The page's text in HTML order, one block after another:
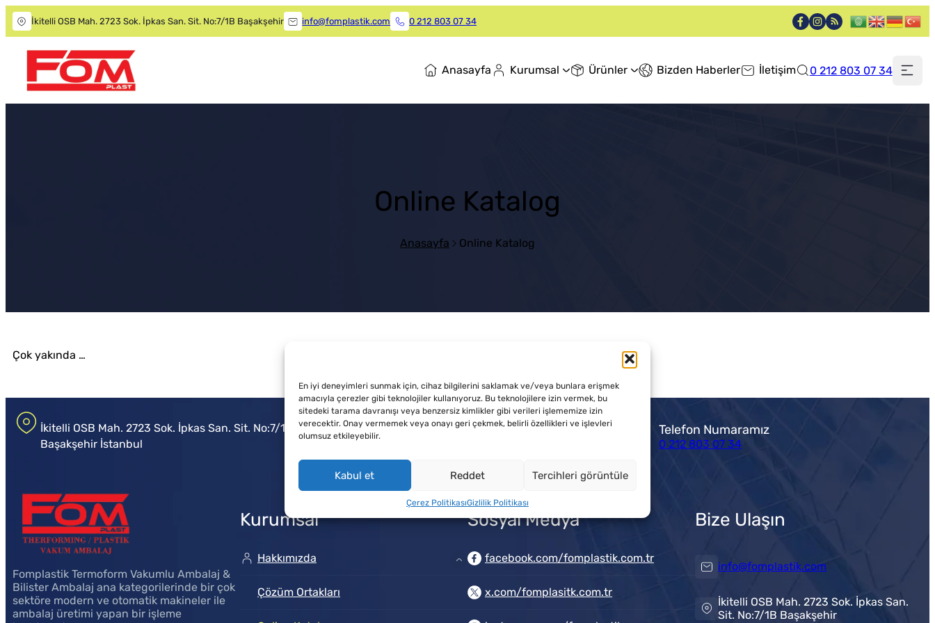
En iyi deneyimleri sunmak için, cihaz bilgilerini saklamak ve/veya bunlara erişmek
amacıyla çerezler gibi teknolojiler kullanıyoruz. Bu teknolojilere izin vermek, bu
sitedeki tarama davranışı veya benzersiz kimlikler gibi verileri işlememize izin
verecektir. Onay vermemek veya onayı geri çekmek, belirli özellikleri ve işlevleri
olumsuz etkileyebilir.
Kabul et Reddet Tercihleri görüntüle
Çerez PolitikasıGizlilik Politikası
İkitelli OSB Mah. 2723 Sok. İpkas San. Sit. No:7/1B Başakşehir info@fomplastik.com 0 212 803 07 34
Anasayfa Kurumsal Ürünler Bizden Haberler İletişim 0 212 803 07 34
Online Katalog
Anasayfa Online Katalog
Çok yakında …
İkitelli OSB Mah. 2723 Sok. İpkas San. Sit. No:7/1B
Başakşehir İstanbul
Email Adresimiz
info@fomplastik.com
Telefon Numaramız
0 212 803 07 34
Fomplastik Termoform Vakumlu Ambalaj &
Bilister Ambalaj ana kategorilerinde bir çok
sektöre modern ve otomatik makineler ile
ambalaj üretimi yapan bir işleme
Kurumsal
Hakkımızda
Çözüm Ortakları
Sosyal Medya
facebook.com/fomplastik.com.tr
x.com/fomplasitk.com.tr
Bize Ulaşın
info@fomplastik.com
İkitelli OSB Mah. 2723 Sok. İpkas San.
Sit. No:7/1B Başakşehir